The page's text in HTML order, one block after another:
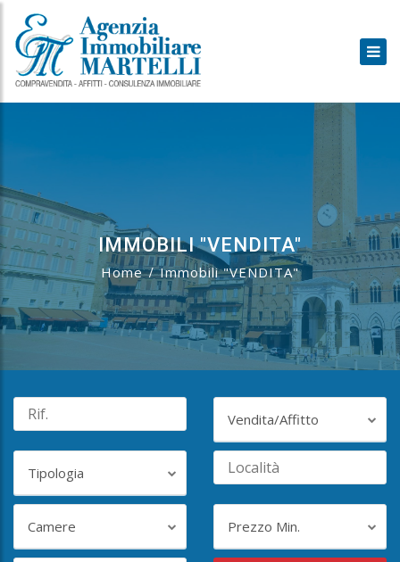
IMMOBILI "VENDITA"
Home Immobili "VENDITA"
Vendita/Affitto
Tipologia
Camere Prezzo Min.